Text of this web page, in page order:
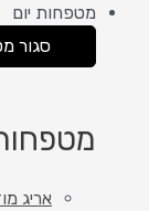
מטפחות יום
סגור
אריג